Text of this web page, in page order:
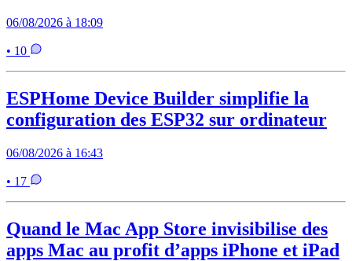
06/08/2026 à 18:09
• 10
ESPHome Device Builder simplifie la
configuration des ESP32 sur ordinateur
06/08/2026 à 16:43
• 17
Quand le Mac App Store invisibilise des
apps Mac au profit d’apps iPhone et iPad